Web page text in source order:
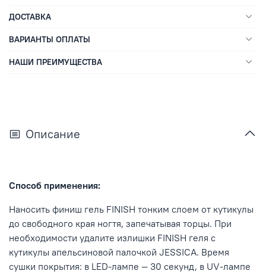
ДОСТАВКА
ВАРИАНТЫ ОПЛАТЫ
НАШИ ПРЕИМУЩЕСТВА
Описание
Способ применения:
Наносить финиш гель FINISH тонким слоем от кутикулы
до свободного края ногтя, запечатывая торцы. При
необходимости удалите излишки FINISH геля с
кутикулы апельсиновой палочкой JESSICA. Время
сушки покрытия: в LED-лампе — 30 секунд, в UV-лампе